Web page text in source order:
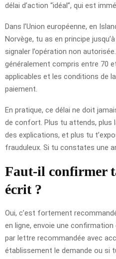
délai d’action “idéal”, qui est
Dans l’Union européenne, en
Norvège, tu as en principe
signaler l’opération non
généralement compris entre 70
applicables et les conditions de
paiement.
En pratique, ce délai ne doit
de confort. Plus tu attends, plus
des explications, et plus tu
frauduleux. Si tu constates une
Faut-il confirmer
écrit ?
Oui, c’est fortement
en ligne, envoie une
par lettre recommandée avec
établissement le demande ou si